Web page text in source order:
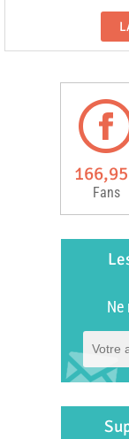
Fans
Ne